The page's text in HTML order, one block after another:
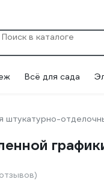
Всё для сада
штукатурно-